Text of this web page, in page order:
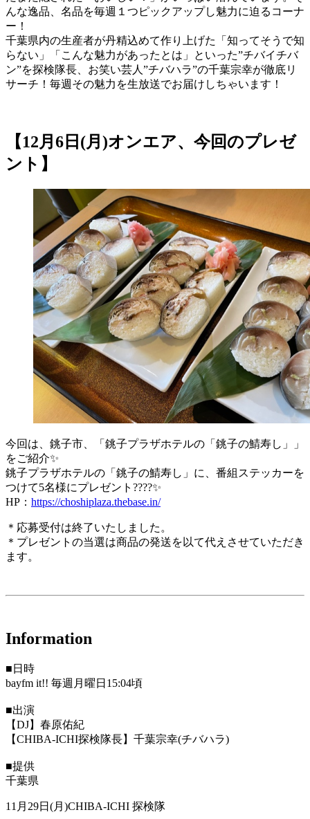
んな逸品、名品を毎週１つピックアップし魅力に迫るコーナ
ー！
千葉県内の生産者が丹精込めて作り上げた「知ってそうで知
らない」「こんな魅力があったとは」といった”チバイチバ
ン”を探検隊長、お笑い芸人”チバハラ”の千葉宗幸が徹底リ
サーチ！毎週その魅力を生放送でお届けしちゃいます！
【12月6日(月)オンエア、今回のプレゼ
ント】
今回は、銚子市、「銚子プラザホテルの「銚子の鯖寿し」」
をご紹介✨
銚子プラザホテルの「銚子の鯖寿し」に、番組ステッカーを
つけて5名様にプレゼント????✨
HP： https://choshiplaza.thebase.in/
＊応募受付は終了いたしました。
＊プレゼントの当選は商品の発送を以て代えさせていただき
ます。
Information
■日時
bayfm it!! 毎週月曜日15:04頃
■出演
【DJ】春原佑紀
【CHIBA-ICHI探検隊長】千葉宗幸(チバハラ)
■提供
千葉県
11月29日(月)CHIBA-ICHI 探検隊